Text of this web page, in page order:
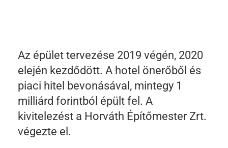
Az épület tervezése 2019 végén, 2020
elején kezdődött. A hotel önerőből és
piaci hitel bevonásával, mintegy 1
milliárd forintból épült fel. A
kivitelezést a Horváth Építőmester Zrt.
végezte el.